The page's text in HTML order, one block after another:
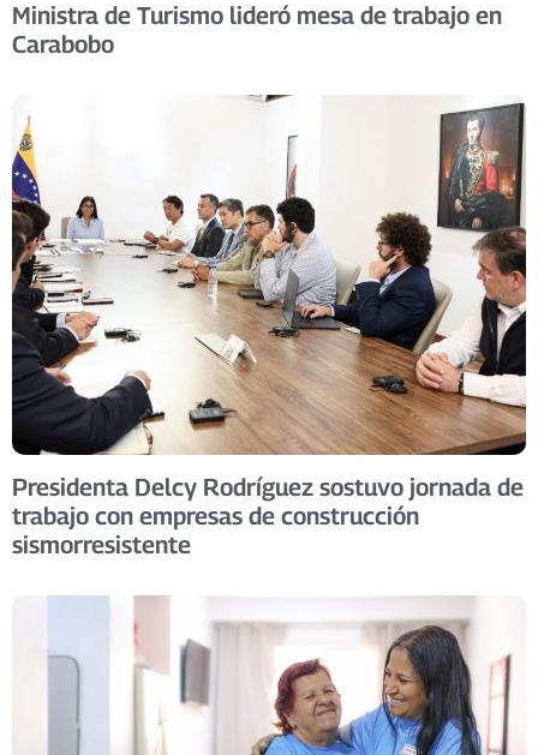
Ministra de Turismo lideró mesa de trabajo en
Carabobo
Presidenta Delcy Rodríguez sostuvo jornada de
trabajo con empresas de construcción
sismorresistente